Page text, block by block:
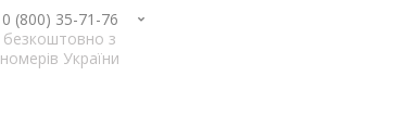
0 (800) 35-71-76
безкоштовно з
номерів України